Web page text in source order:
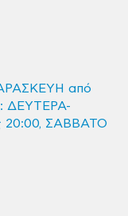
από
ΔΕΥΤΕΡΑ-
20:00, ΣΑΒΒΑΤΟ